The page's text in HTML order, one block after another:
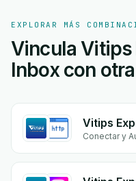
EXPLORAR MÁS
Vincula Vitips
Inbox con
Vitips
Conectar y